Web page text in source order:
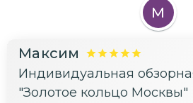
М
Максим
Индивидуальная
"Золотое кольцо Москвы"